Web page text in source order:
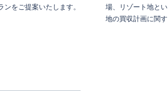
をご提案いたします。
場、リゾート地と
地の買収計画に関